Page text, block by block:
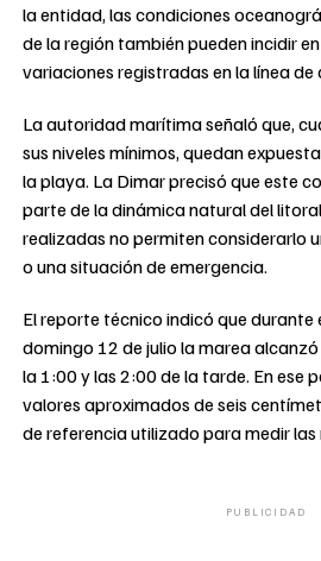
la entidad, las condiciones
de la región también pueden incidir
variaciones registradas en la línea de
La autoridad marítima señaló que,
sus niveles mínimos, quedan
la playa. La Dimar precisó que este
parte de la dinámica natural del
realizadas no permiten considerarlo
o una situación de emergencia.
El reporte técnico indicó que durante
domingo 12 de julio la marea
la 1:00 y las 2:00 de la tarde. En ese
valores aproximados de seis
de referencia utilizado para medir las
PUBLICIDAD